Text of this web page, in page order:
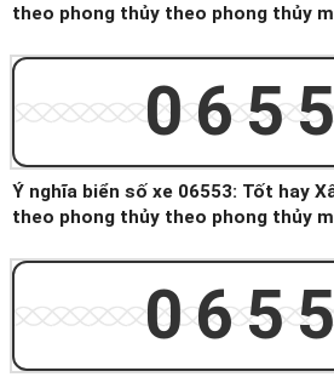
theo phong thủy theo phong thủy
Ý nghĩa biển số xe 06553: Tốt hay
theo phong thủy theo phong thủy